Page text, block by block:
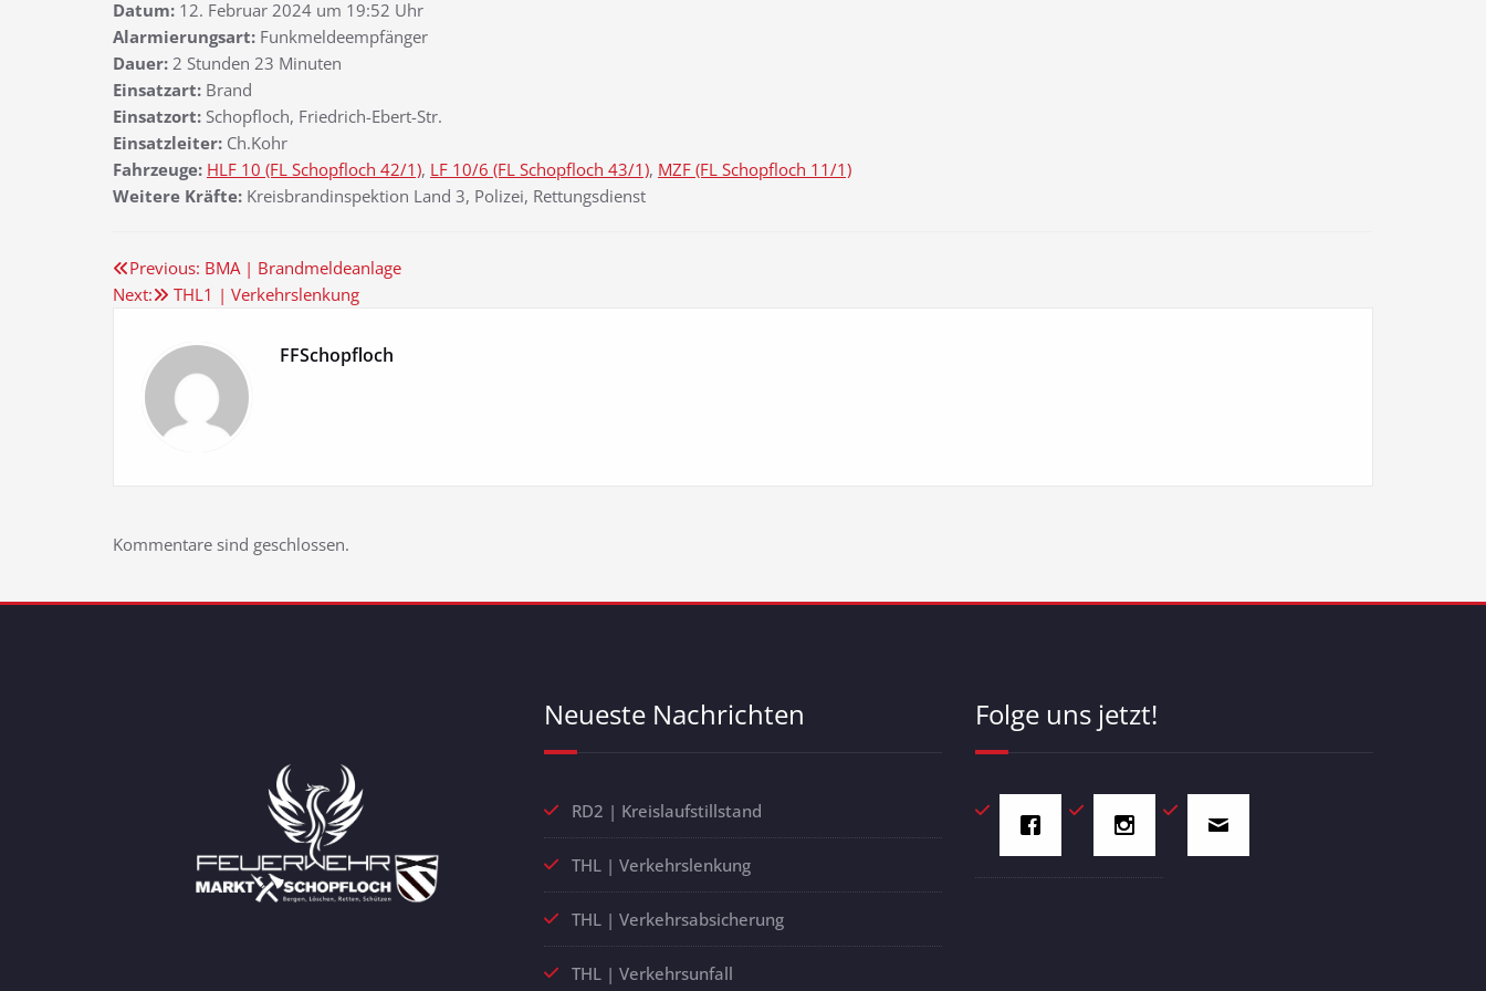
Datum: 12. Februar 2024 um 19:52 Uhr
Alarmierungsart: Funkmeldeempfänger
Dauer: 2 Stunden 23 Minuten
Einsatzart: Brand
Einsatzort: Schopfloch, Friedrich-Ebert-Str.
Einsatzleiter: Ch.Kohr
Fahrzeuge: HLF 10 (FL Schopfloch 42/1), LF 10/6 (FL Schopfloch 43/1), MZF (FL Schopfloch 11/1)
Weitere Kräfte: Kreisbrandinspektion Land 3, Polizei, Rettungsdienst
Beitragsnavigation
Previous: BMA | Brandmeldeanlage
Next:
THL1 | Verkehrslenkung
FFSchopfloch
Kommentare sind geschlossen.
Neueste Nachrichten
RD2 | Kreislaufstillstand
THL | Verkehrslenkung
THL | Verkehrsabsicherung
THL | Verkehrsunfall
Folge uns jetzt!